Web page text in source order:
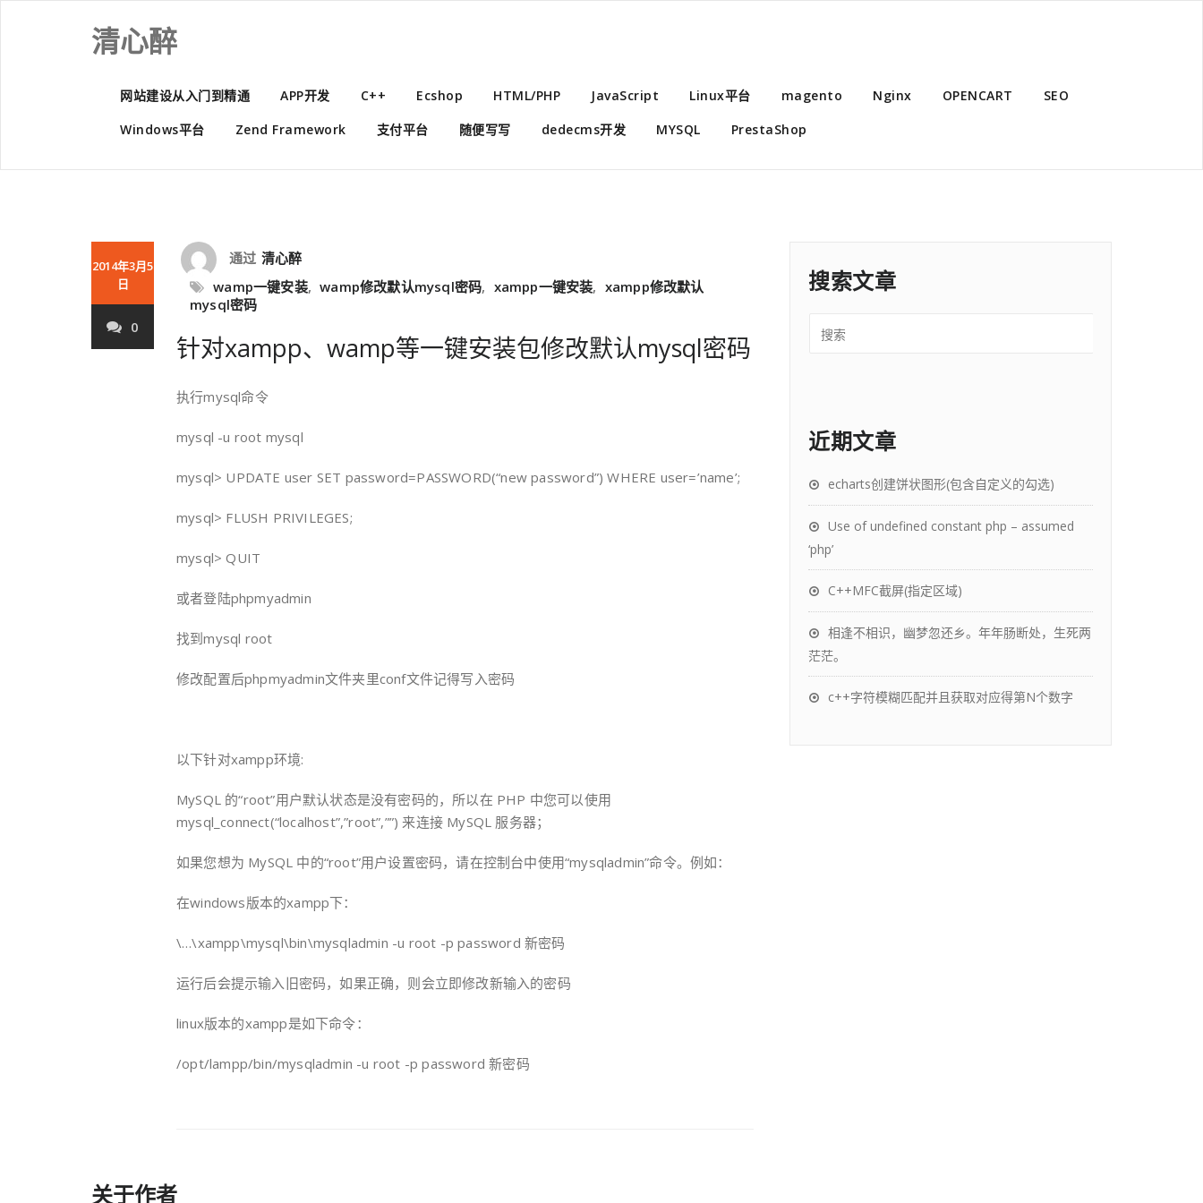
清心醉
网站建设从入门到精通 APP开发 C++ Ecshop HTML/PHP JavaScript Linux平台 magento Nginx OPENCART
SEO
Windows平台
Zend Framework 支付平台 随便写写 dedecms开发 MYSQL PrestaShop
2014年3月5
日
0
通过 清心醉
wamp一键安装, wamp修改默认mysql密码, xampp一键安装, xampp修改默认
mysql密码
针对xampp、wamp等一键安装包修改默认mysql密码
执行mysql命令
mysql -u root mysql
mysql> UPDATE user SET password=PASSWORD(“new password”) WHERE user=’name’;
mysql> FLUSH PRIVILEGES;
mysql> QUIT
或者登陆phpmyadmin
找到mysql root
修改配置后phpmyadmin文件夹里conf文件记得写入密码
以下针对xampp环境:
MySQL 的“root”用户默认状态是没有密码的，所以在 PHP 中您可以使用
mysql_connect(“localhost”,”root”,””) 来连接 MySQL 服务器；
如果您想为 MySQL 中的“root”用户设置密码，请在控制台中使用“mysqladmin”命令。例如：
在windows版本的xampp下：
\…\xampp\mysql\bin\mysqladmin -u root -p password 新密码
运行后会提示输入旧密码，如果正确，则会立即修改新输入的密码
linux版本的xampp是如下命令：
/opt/lampp/bin/mysqladmin -u root -p password 新密码
关于作者
搜索文章
近期文章
echarts创建饼状图形(包含自定义的勾选)
Use of undefined constant php – assumed
‘php’
C++MFC截屏(指定区域)
相逢不相识，幽梦忽还乡。年年肠断处，生死两
茫茫。
c++字符模糊匹配并且获取对应得第N个数字